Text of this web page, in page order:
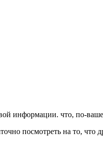
информации. что, по-
посмотреть на то,